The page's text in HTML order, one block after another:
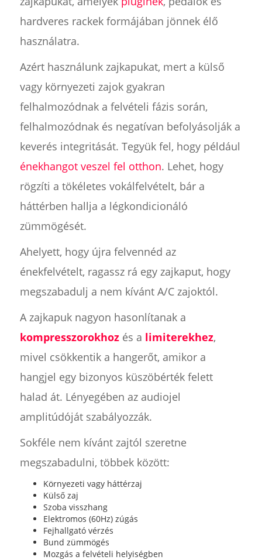
hardveres rackek formájában jönnek élő
használatra.
Azért használunk zajkapukat, mert a külső
vagy környezeti zajok gyakran
felhalmozódnak a felvételi fázis során,
felhalmozódnak és negatívan befolyásolják a
keverés integritását. Tegyük fel, hogy például
énekhangot veszel fel otthon. Lehet, hogy
rögzíti a tökéletes vokálfelvételt, bár a
háttérben hallja a légkondicionáló
zümmögését.
Ahelyett, hogy újra felvennéd az
énekfelvételt, ragassz rá egy zajkaput, hogy
megszabadulj a nem kívánt A/C zajoktól.
A zajkapuk nagyon hasonlítanak a
kompresszorokhozés a limiterekhez,
mivel csökkentik a hangerőt, amikor a
hangjel egy bizonyos küszöbérték felett
halad át. Lényegében az audiojel
amplitúdóját szabályozzák.
Sokféle nem kívánt zajtól szeretne
megszabadulni, többek között:
Környezeti vagy háttérzaj
Külső zaj
Szoba visszhang
Elektromos (60Hz) zúgás
Fejhallgató vérzés
Bund zümmögés
Mozgás a felvételi helyiségben